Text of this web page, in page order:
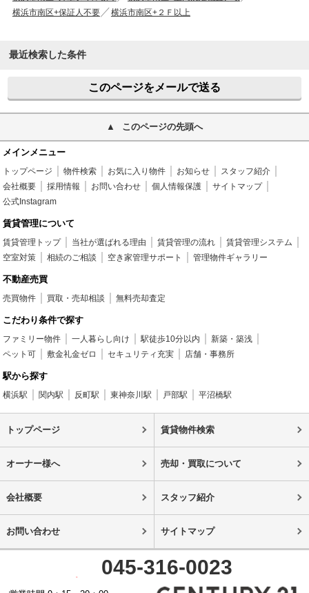
横浜市南区+保証人不要
横浜市南区+２Ｆ以上
最近検索した条件
このページをメールで送る
このページの先頭へ
メインメニュー
トップページ 物件検索 お気に入り物件 お知らせ
スタッフ紹介
会社概要
採用情報 お問い合わせ 個人情報保護
サイトマップ
公式Instagram
賃貸管理について
賃貸管理トップ 当社が選ばれる理由 賃貸管理の流れ
賃貸管理システム
空室対策
相続のご相談 空き家管理サポート 管理物件ギャラリー
不動産売買
売買物件 買取・売却相談 無料売却査定
こだわり条件で探す
ファミリー物件 一人暮らし向け 駅徒歩10分以内
新築・築浅
ペット可
敷金礼金ゼロ セキュリティ充実 店舗・事務所
駅から探す
横浜駅 関内駅 反町駅 東神奈川駅 戸部駅 平沼橋駅
トップページ 賃貸物件検索
オーナー様へ 売却・買取について
会社概要 スタッフ紹介
お問い合わせ サイトマップ
045-316-0023